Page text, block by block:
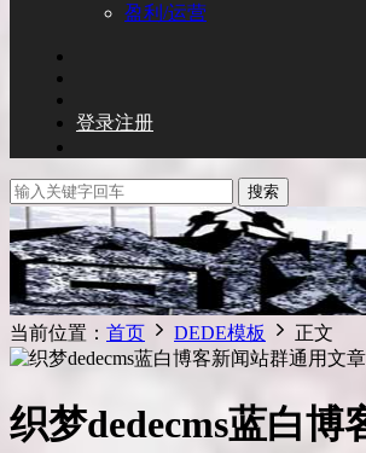
盈利/运营
登录注册
搜索
当前位置： 首页 DEDE模板 正文
织梦dedecms蓝白博